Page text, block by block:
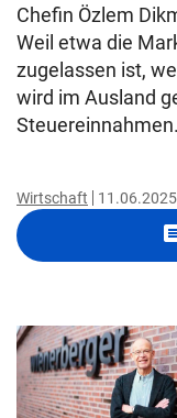
Chefin Özlem
Weil etwa die
zugelassen ist,
wird im Ausland
Wirtschaft